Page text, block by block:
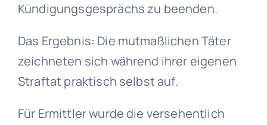
Kündigungsgesprächs zu beenden.
Das Ergebnis: Die mutmaßlichen Täter
zeichneten sich während ihrer eigenen
Straftat praktisch selbst auf.
Für Ermittler wurde die versehentlich